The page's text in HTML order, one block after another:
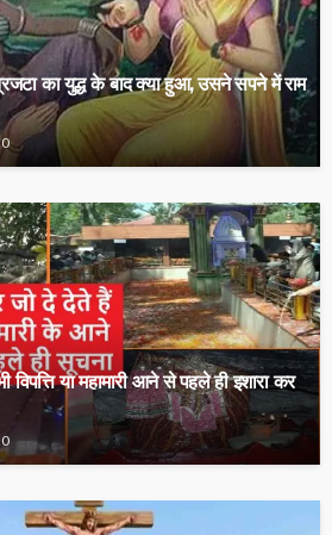
का युद्ध के बाद क्या हुआ, उसने सपने में राम
विपत्ति या महामारी आने से पहले ही इशारा कर